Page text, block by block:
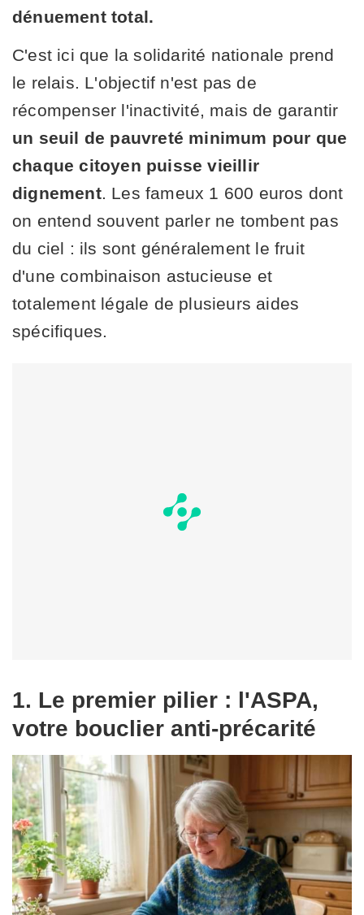
dénuement total.
C'est ici que la solidarité nationale prend
le relais. L'objectif n'est pas de
récompenser l'inactivité, mais de garantir
un seuil de pauvreté minimum pour que
chaque citoyen puisse vieillir
dignement. Les fameux 1 600 euros dont
on entend souvent parler ne tombent pas
du ciel : ils sont généralement le fruit
d'une combinaison astucieuse et
totalement légale de plusieurs aides
spécifiques.
1. Le premier pilier : l'ASPA,
votre bouclier anti-précarité